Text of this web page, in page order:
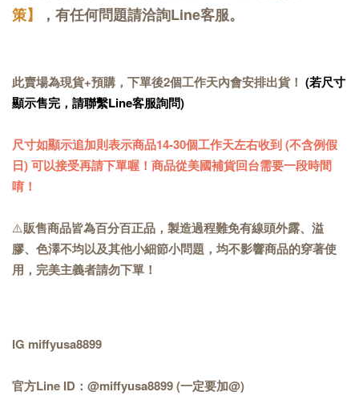
策】
，有任何問題請洽詢Line客服。
此賣場為現貨+預購，下單後2個工作天內會安排出貨！ (若尺寸
顯示售完，請聯繫Line客服詢問)
尺寸如顯示追加則表示商品14-30個工作天左右收到 (不含例假
日) 可以接受再請下單喔！商品從美國補貨回台需要一段時間
唷！
⚠️販售商品皆為百分百正品，製造過程難免有線頭外露、溢
膠、色澤不均以及其他小細節小問題，均不影響商品的穿著使
用，完美主義者請勿下單！
IG miffyusa8899
官方Line ID：@miffyusa8899 (一定要加@)